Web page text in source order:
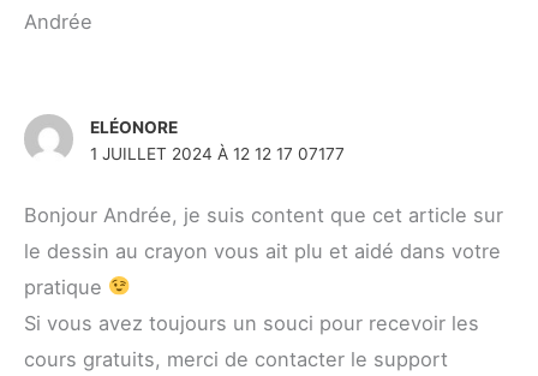
Andrée
ELÉONORE
1 JUILLET 2024 À 12 12 17 07177
Bonjour Andrée, je suis content que cet article sur
le dessin au crayon vous ait plu et aidé dans votre
pratique
Si vous avez toujours un souci pour recevoir les
cours gratuits, merci de contacter le support